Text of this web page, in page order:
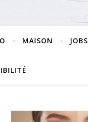
MAISON JOBS